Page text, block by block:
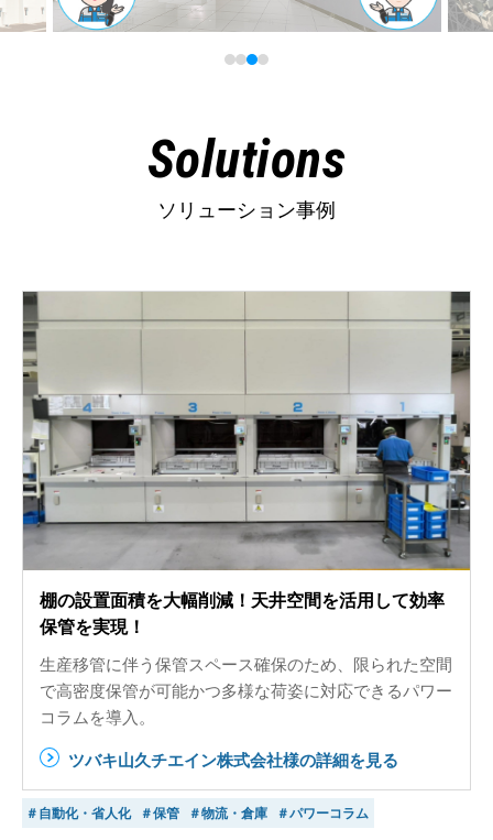
Solutions
ソリューション事例
棚の設置面積を大幅削減！天井空間を活用して効率
保管を実現！
生産移管に伴う保管スペース確保のため、限られた空間
で高密度保管が可能かつ多様な荷姿に対応できるパワー
コラムを導入。
ツバキ山久チエイン株式会社様の詳細を見る
＃自動化・省人化 ＃保管 ＃物流・倉庫 ＃パワーコラム